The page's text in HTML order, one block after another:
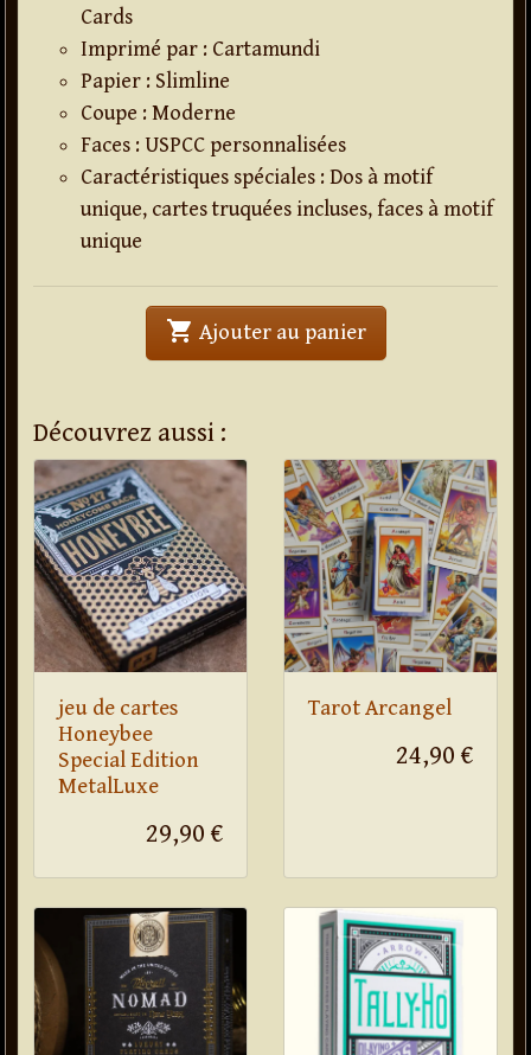
Cards
Imprimé par : Cartamundi
Papier : Slimline
Coupe : Moderne
Faces : USPCC personnalisées
Caractéristiques spéciales : Dos à motif
unique, cartes truquées incluses, faces à motif
unique
shopping_cart Ajouter au panier' . Jeu de cartes
Découvrez aussi :
jeu de cartes
Honeybee
Special Edition
MetalLuxe
29,90 €
Tarot Arcangel
24,90 €